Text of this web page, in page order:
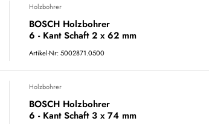
Holzbohrer
BOSCH Holzbohrer
6 - Kant Schaft 2 x 62 mm
Artikel-Nr: 5002871.0500
Holzbohrer
BOSCH Holzbohrer
6 - Kant Schaft 3 x 74 mm